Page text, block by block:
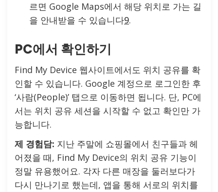
르면 Google Maps에서 해당 위치로 가는 길
을 안내받을 수 있습니다9.
PC에서 확인하기
Find My Device 웹사이트에서도 위치 공유를 확
인할 수 있습니다. Google 계정으로 로그인한 후
‘사람(People)’ 탭으로 이동하면 됩니다. 단, PC에
서는 위치 공유 세션을 시작할 수 없고 확인만 가
능합니다.
제 경험담: 지난 주말에 쇼핑몰에서 친구들과 헤
어졌을 때, Find My Device의 위치 공유 기능이
정말 유용했어요. 각자 다른 매장을 둘러보다가
다시 만나기로 했는데, 앱을 통해 서로의 위치를